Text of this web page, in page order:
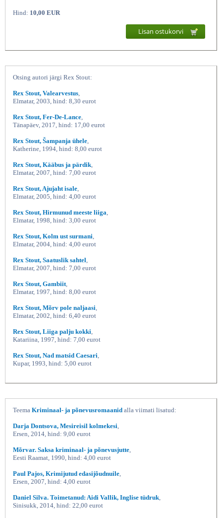
Hind: 10,00 EUR
Lisan ostukorvi
Otsing autori järgi Rex Stout:
Rex Stout, Valearvestus
Elmatar, 2003, hind: 8,30 eurot
Rex Stout, Fer-De-Lance
Tänapäev, 2017, hind: 17,00 eurot
Rex Stout, Šampanja ühele
Katherine, 1994, hind: 8,00 eurot
Rex Stout, Kääbus ja pärdik
Elmatar, 2007, hind: 7,00 eurot
Rex Stout, Ajujaht isale
Elmatar, 2005, hind: 4,00 eurot
Rex Stout, Hirmunud meeste liiga
Elmatar, 1998, hind: 3,00 eurot
Rex Stout, Kolm ust surmani
Elmatar, 2004, hind: 4,00 eurot
Rex Stout, Saatuslik sahtel
Elmatar, 2007, hind: 7,00 eurot
Rex Stout, Gambiit
Elmatar, 1997, hind: 8,00 eurot
Rex Stout, Mõrv pole naljaasi
Elmatar, 2002, hind: 6,40 eurot
Rex Stout, Liiga palju kokki
Katariina, 1997, hind: 7,00 eurot
Rex Stout, Nad matsid Caesari
Kupar, 1993, hind: 5,00 eurot
Teema Kriminaal- ja põnevusromaanid alla viimati lisatud:
Darja Dontsova, Mesireisil kolmekesi
Ersen, 2014, hind: 9,00 eurot
Mõrvar. Saksa kriminaal- ja põnevusjutte
Eesti Raamat, 1990, hind: 4,00 eurot
Paul Pajos, Krimijutud edasijõudnuile
Ersen, 2007, hind: 4,00 eurot
Daniel Silva. Toimetanud: Aidi Vallik, Inglise tüdruk
Sinisukk, 2014, hind: 22,00 eurot